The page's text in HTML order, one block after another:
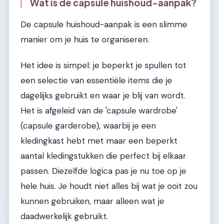
Wat is de capsule huishoud-aanpak?
De capsule huishoud-aanpak is een slimme
manier om je huis te organiseren.
Het idee is simpel: je beperkt je spullen tot
een selectie van essentiële items die je
dagelijks gebruikt en waar je blij van wordt.
Het is afgeleid van de 'capsule wardrobe'
(capsule garderobe), waarbij je een
kledingkast hebt met maar een beperkt
aantal kledingstukken die perfect bij elkaar
passen. Diezelfde logica pas je nu toe op je
hele huis. Je houdt niet alles bij wat je ooit zou
kunnen gebruiken, maar alleen wat je
daadwerkelijk gebruikt.